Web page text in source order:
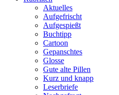
Aktuelles
Aufgefrischt
Aufgespießt
Buchtipp
Cartoon
Gepanschtes
Glosse
Gute alte Pillen
Kurz und knapp
Leserbriefe